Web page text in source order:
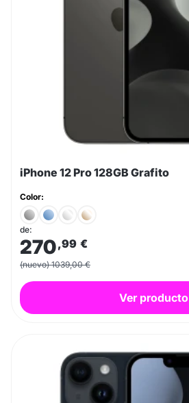
iPhone 12 Pro 128GB Grafito
Color:
de:
270,99 €
(nuevo) 1039,00 €
Ver producto